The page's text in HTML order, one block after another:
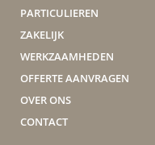
PARTICULIEREN
ZAKELIJK
WERKZAAMHEDEN
OFFERTE AANVRAGEN
OVER ONS
CONTACT